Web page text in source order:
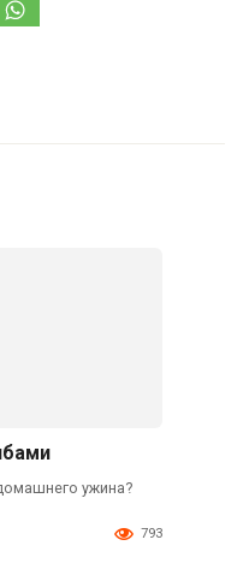
ужина?
793